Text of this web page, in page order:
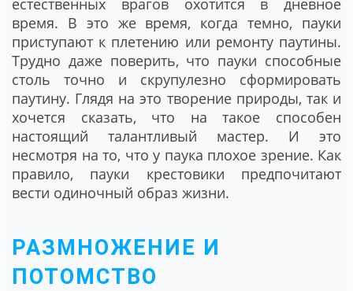
время. В это же время, когда темно, пауки
приступают к плетению или ремонту паутины.
Трудно даже поверить, что пауки способные
столь точно и скрупулезно сформировать
паутину. Глядя на это творение природы, так и
хочется сказать, что на такое способен
настоящий талантливый мастер. И это
несмотря на то, что у паука плохое зрение. Как
правило, пауки крестовики предпочитают
вести одиночный образ жизни.
РАЗМНОЖЕНИЕ И
ПОТОМСТВО